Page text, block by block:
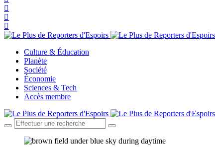
Culture & Éducation
Planète
Société
Économie
Sciences & Tech
Accès membre